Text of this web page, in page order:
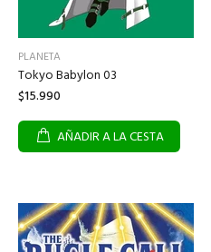
PLANETA
Tokyo Babylon 03
$15.990
AÑADIR A LA CESTA